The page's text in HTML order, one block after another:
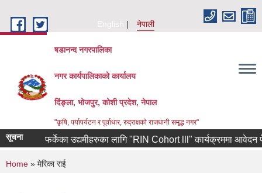
English
नेपाली
षडानन्द नगरपालिका
नगर कार्यपालिकाको कार्यालय
दिंङ्ला, भोजपुर, कोशी प्रदेश, नेपाल
"कृषि, पर्यापर्यटन र पूर्वाधार, रुद्राक्षको राजधानी समृद्ध नगर"
सूचना फर्केका उद्यमीहरुका लागि "RIN Cohort lll" कार्यक्रममा आवेदन पेश
You are here
Home » मेरिका राई